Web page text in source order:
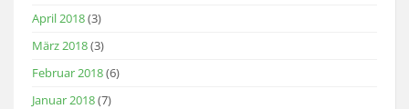
April 2018(3)
März 2018(3)
Februar 2018(6)
Januar 2018(7)